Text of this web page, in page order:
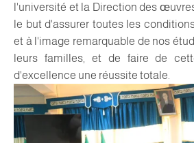
l'université et la Direction des
le but d'assurer toutes les
et à l'image remarquable de nos
leurs familles, et de faire de
d'excellence une réussite totale.